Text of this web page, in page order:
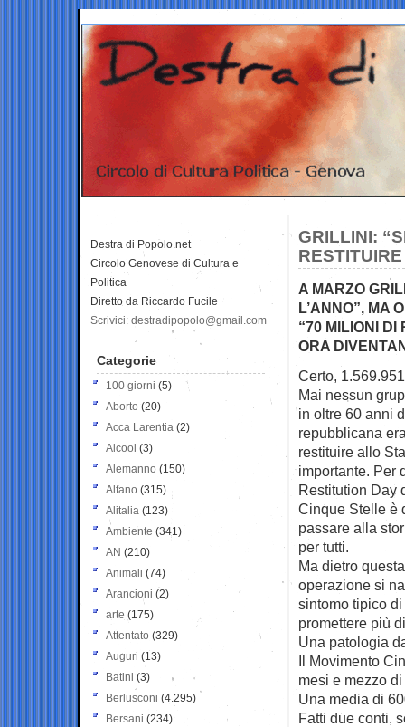
GRILLINI:
RESTITUIRE
A MARZO
L’ANNO”, MA
“70 MILIONI DI
ORA
Certo,
Mai nessun
in oltre 60 anni
repubblicana
restituire allo
importante. Per
Restitution Day
Cinque Stelle è
passare alla
per tutti.
Ma dietro
operazione si
sintomo tipico
promettere più
Una patologia
Il Movimento
mesi e mezzo
Una media di
Fatti due conti,
Destra di Popolo.net
Circolo Genovese di Cultura e
Politica
Diretto da Riccardo Fucile
Scrivici: destradipopolo@gmail.com
Categorie
100 giorni (5)
Aborto (20)
Acca Larentia (2)
Alcool (3)
Alemanno (150)
Alfano (315)
Alitalia (123)
Ambiente (341)
AN (210)
Animali (74)
Arancioni (2)
arte (175)
Attentato (329)
Auguri (13)
Batini (3)
Berlusconi (4.295)
Bersani (234)